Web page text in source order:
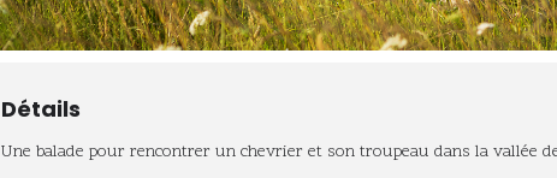
Détails
Une balade pour rencontrer un chevrier et son troupeau dans la vallée